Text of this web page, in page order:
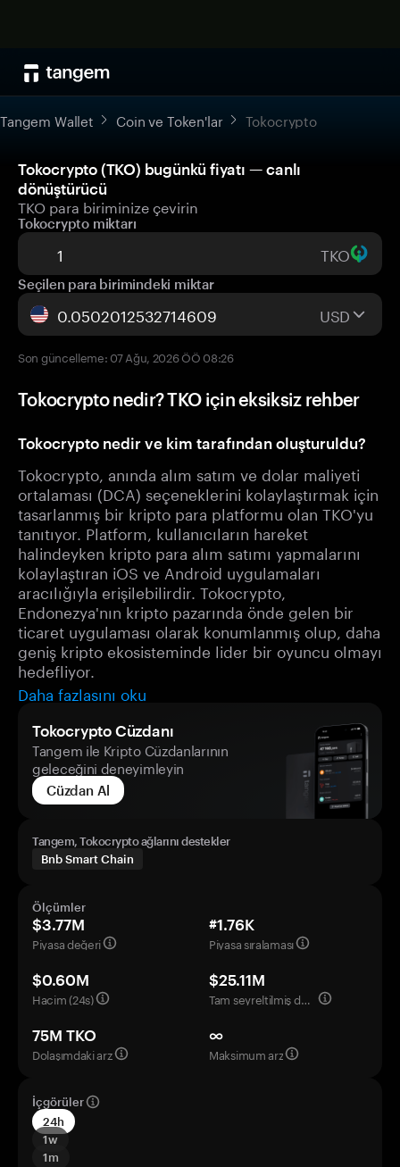
Tangem Wallet Coin ve Token'lar Tokocrypto
Tokocrypto (TKO) bugünkü fiyatı — canlı
dönüştürücü
TKO para biriminize çevirin
Tokocrypto miktarı
TKO
Seçilen para birimindeki miktar
USD
Son güncelleme: 07 Ağu, 2026 ÖÖ 08:26
Tokocrypto nedir? TKO için eksiksiz rehber
Tokocrypto nedir ve kim tarafından oluşturuldu?
Tokocrypto, anında alım satım ve dolar maliyeti
ortalaması (DCA) seçeneklerini kolaylaştırmak için
tasarlanmış bir kripto para platformu olan TKO'yu
tanıtıyor. Platform, kullanıcıların hareket
halindeyken kripto para alım satımı yapmalarını
kolaylaştıran iOS ve Android uygulamaları
aracılığıyla erişilebilirdir. Tokocrypto,
Endonezya'nın kripto pazarında önde gelen bir
ticaret uygulaması olarak konumlanmış olup, daha
geniş kripto ekosisteminde lider bir oyuncu olmayı
hedefliyor.
Daha fazlasını oku
Tokocrypto Cüzdanı
Tangem ile Kripto Cüzdanlarının
geleceğini deneyimleyin
Cüzdan Al
Tangem, Tokocrypto ağlarını destekler
Bnb Smart Chain
Ölçümler
$3.77M
Piyasa değeri
#1.76K
Piyasa sıralaması
$0.60M
Hacim (24s)
$25.11M
Tam seyreltilmiş değerleme
75M TKO
Dolaşımdaki arz
∞
Maksimum arz
İçgörüler
24h
1w
1m